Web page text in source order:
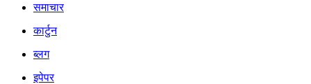
समाचार
कार्टुन
ब्लग
इपेपर